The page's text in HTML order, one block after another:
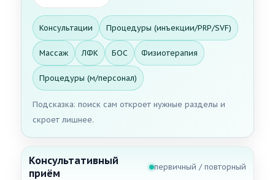
Консультации Процедуры (инъекции/PRP/SVF)
Массаж ЛФК БОС Физиотерапия
Процедуры (м/персонал)
Подсказка: поиск сам откроет нужные разделы и
скроет лишнее.
Консультативный
приём
первичный / повторный